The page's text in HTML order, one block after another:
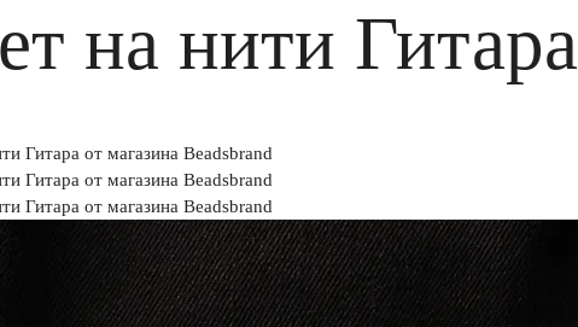
на нити Гитара